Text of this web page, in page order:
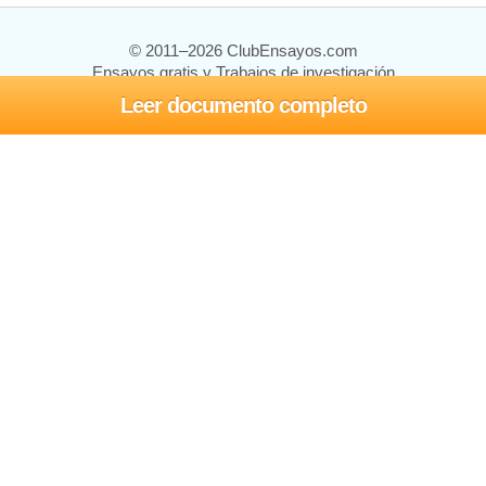
Leer documento completo
© 2011–2026 ClubEnsayos.com
Ensayos gratis y Trabajos de investigación